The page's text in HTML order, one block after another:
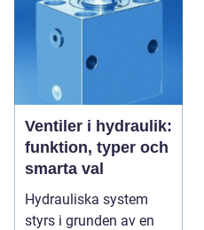
Ventiler i hydraulik:
funktion, typer och
smarta val
Hydrauliska system
styrs i grunden av en